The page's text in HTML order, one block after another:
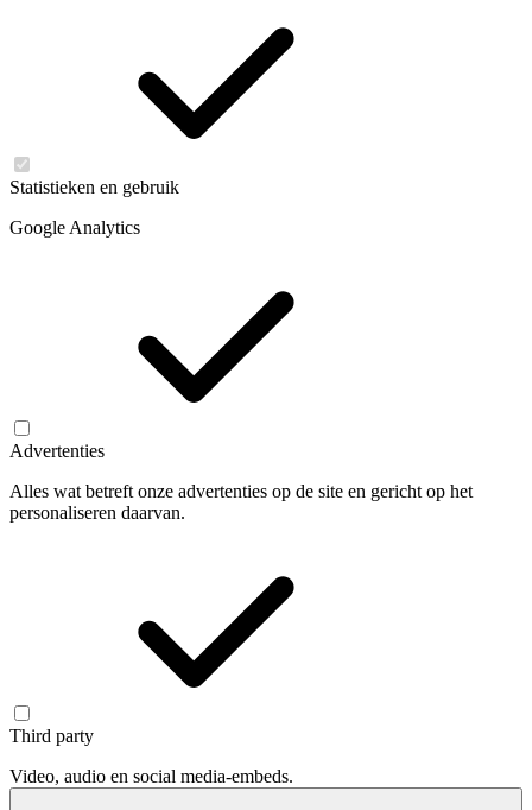
Statistieken en gebruik
Google Analytics
Advertenties
Alles wat betreft onze advertenties op de site en gericht op het
personaliseren daarvan.
Third party
Video, audio en social media-embeds.